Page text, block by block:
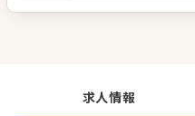
たの経験を活かし、チ
求人情報